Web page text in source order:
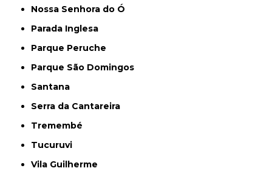
Nossa Senhora do Ó
Parada Inglesa
Parque Peruche
Parque São Domingos
Santana
Serra da Cantareira
Tremembé
Tucuruvi
Vila Guilherme